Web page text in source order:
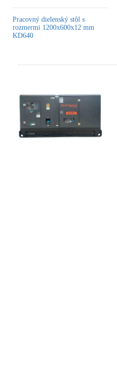
Pracovný dielenský stôl s
rozmermi 1200x600x12 mm
KD640